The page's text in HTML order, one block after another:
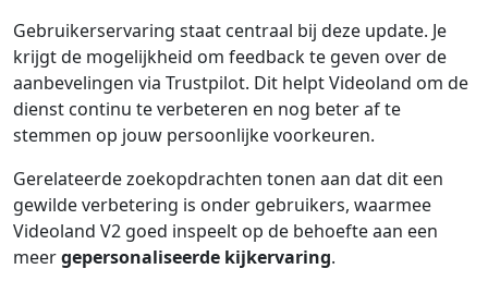
Gebruikerservaring staat centraal bij deze update. Je
krijgt de mogelijkheid om feedback te geven over de
aanbevelingen via Trustpilot. Dit helpt Videoland om de
dienst continu te verbeteren en nog beter af te
stemmen op jouw persoonlijke voorkeuren.
Gerelateerde zoekopdrachten tonen aan dat dit een
gewilde verbetering is onder gebruikers, waarmee
Videoland V2 goed inspeelt op de behoefte aan een
meergepersonaliseerde kijkervaring.